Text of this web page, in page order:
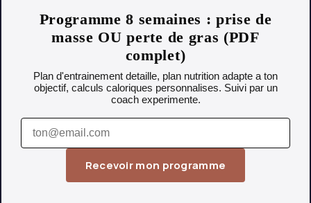
Programme 8 semaines : prise de
masse OU perte de gras (PDF
complet)
Plan d'entrainement detaille, plan nutrition adapte a ton
objectif, calculs caloriques personnalises. Suivi par un
coach experimente.
Recevoir mon programme